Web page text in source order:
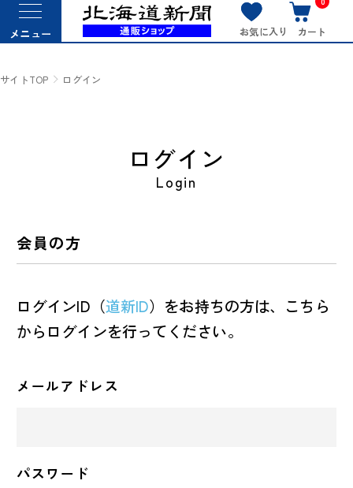
メニュー お気に入り カート
サイトTOP ログイン
ログイン
Login
会員の方
ログインID（道新ID）をお持ちの方は、こちら
からログインを行ってください。
メールアドレス
パスワード